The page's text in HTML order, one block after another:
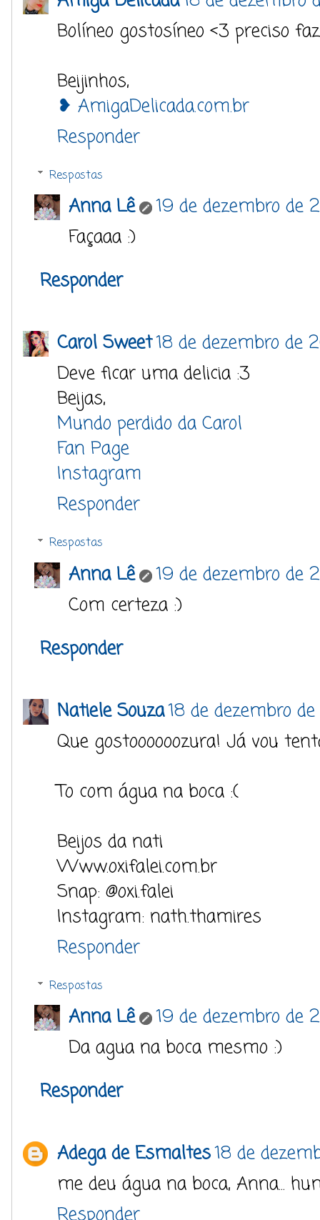
Bolíneo gostosíneo <3 preciso
Beijinhos,
❥ AmigaDelicada.com.br
Responder
Respostas
Anna Lê
19 de dezembro de
Façaaa :)
Responder
Carol Sweet18 de dezembro de
Deve ficar uma delicia :3
Beijas,
Mundo perdido da Carol
Fan Page
Instagram
Responder
Respostas
Anna Lê
19 de dezembro de
Com certeza :)
Responder
Natiele Souza18 de dezembro
Que gostoooooozura! Já vou
To com água na boca :(
Beijos da nati
Www.oxifalei.com.br
Snap: @oxi.falei
Instagram: nath.thamires
Responder
Respostas
Anna Lê
19 de dezembro de
Da agua na boca mesmo :)
Responder
Adega de Esmaltes18 de
me deu água na boca, Anna...